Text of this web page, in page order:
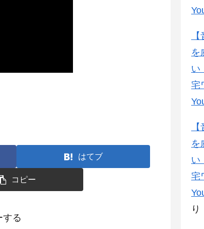
はてブ
コピー
する
を
い
宅
を
い
宅
り